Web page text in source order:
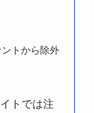
トから除外
トでは注